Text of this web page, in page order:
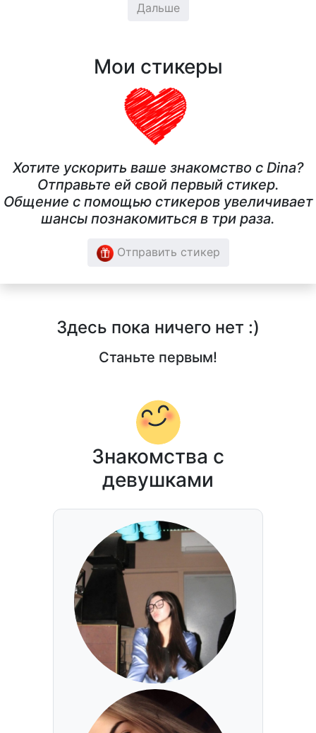
Дальше
Мои стикеры
Хотите ускорить ваше знакомство с Dina?
Отправьте ей свой первый стикер.
Общение с помощью стикеров увеличивает
шансы познакомиться в три раза.
Отправить стикер
Здесь пока ничего нет :)
Станьте первым!
Знакомства с
девушками